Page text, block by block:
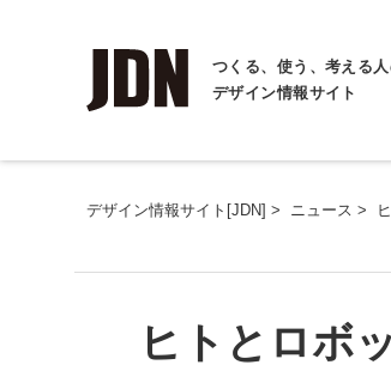
つくる、使う、考える
デザイン情報サイト
デザイン情報サイト[JDN] > ニュース >
ヒトとロボ